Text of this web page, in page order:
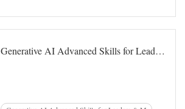
Generative AI Advanced Skills for Leaders & Managers & KeyDevelopers